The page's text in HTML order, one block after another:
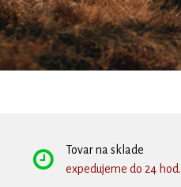
Tovar na sklade
expedujeme do 24 hod.